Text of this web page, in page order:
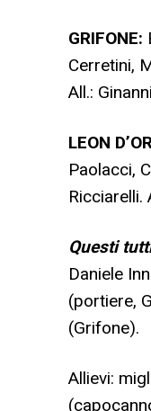
GRIFONE:
Cerretini,
All.: Ginanni
LEON
Paolacci,
Ricciarelli.
Questi
Daniele
(portiere,
(Grifone).
Allievi: